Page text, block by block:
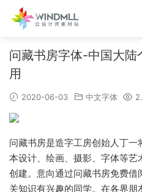
问藏书房字体-中国大陆
用
2020-06-03 中文字体
问藏书房是造字工房创始人丁
本设计、绘画、摄影、字体等
创建。意向通过问藏书房免费
关知识有兴趣的同学。在各界